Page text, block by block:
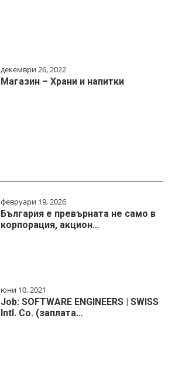
декември 26, 2022
Магазин – Храни и напитки
февруари 19, 2026
България е превърната не само в
корпорация, акцион…
юни 10, 2021
Job: SOFTWARE ENGINEERS | SWISS
Intl. Co. (заплата…